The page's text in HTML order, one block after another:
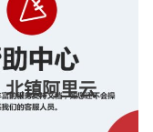
镇阿里云